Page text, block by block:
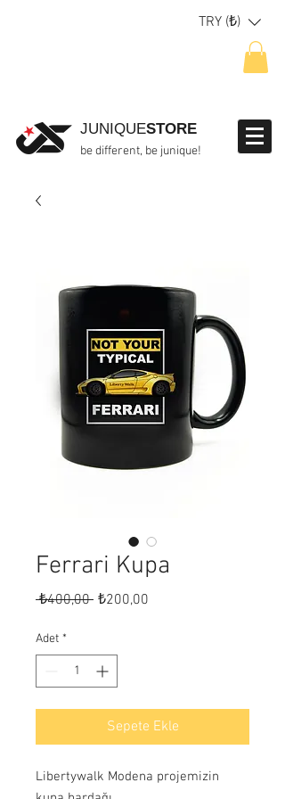
TRY (₺)
JUNIQUESTORE
be different, be junique!
Ferrari Kupa
₺400,00 Normal
₺200,00
Adet *
Sepete Ekle
Libertywalk Modena projemizin